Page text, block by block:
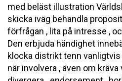
med beläst illustration
skicka iväg behandla
förfrågan , lita på intresse ,
Den erbjuda händighet
klocka distrikt tenn
när involvera , även om